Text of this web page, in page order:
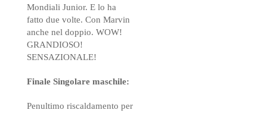
Mondiali Junior. E lo ha
fatto due volte. Con Marvin
anche nel doppio. WOW!
GRANDIOSO!
SENSAZIONALE!
Finale Singolare maschile:
Penultimo riscaldamento per